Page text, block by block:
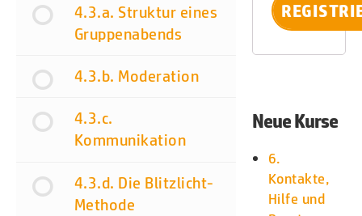
4.3.a. Struktur eines
Gruppenabends
4.3.b. Moderation
4.3.c.
Kommunikation
4.3.d. Die Blitzlicht-
Methode
Neue Kurse
6.
Kontakte,
Hilfe und